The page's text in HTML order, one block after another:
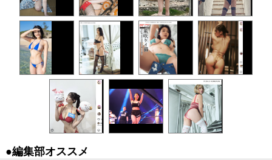
●編集部オススメ